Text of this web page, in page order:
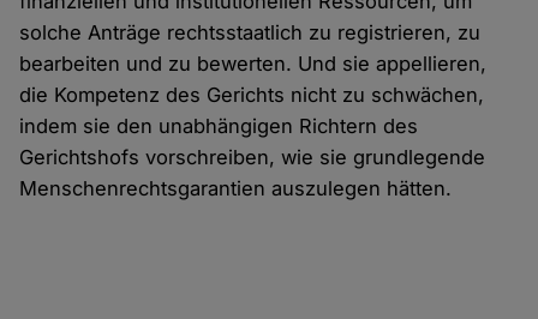
solche Anträge rechtsstaatlich zu registrieren, zu
bearbeiten und zu bewerten. Und sie appellieren,
die Kompetenz des Gerichts nicht zu schwächen,
indem sie den unabhängigen Richtern des
Gerichtshofs vorschreiben, wie sie grundlegende
Menschenrechtsgarantien auszulegen hätten.